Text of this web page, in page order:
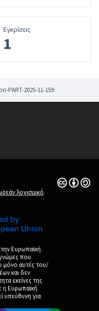
Εγκρίσεις
1
PART-2025-11-159
Portal στο Facebook
Portal στο YouTube
λογισμικό.
Άδεια
(Εξωτερική
Ευρωπαϊκή
που
μόνο αυτές του/
και δεν
εκείνες της
η Ευρωπαϊκή
υπεύθυνη για